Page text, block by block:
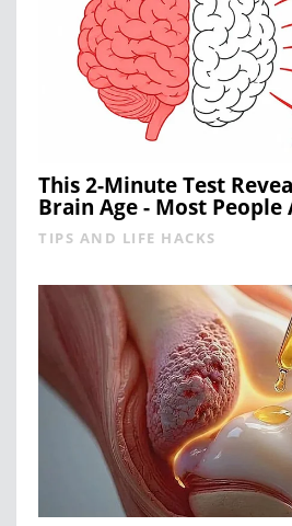
This 2-Minute Test
Brain Age - Most People
TIPS AND LIFE HACKS